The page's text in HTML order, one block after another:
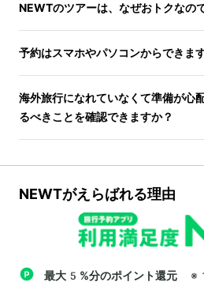
NEWTのツアーは、なぜおトクなの
予約はスマホやパソコンからできま
海外旅行になれていなくて準備が心
るべきことを確認できますか？
NEWTがえらばれる理由
最大5%分のポイント還元